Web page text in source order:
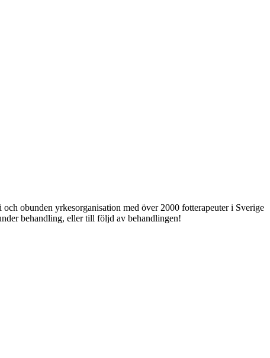
obunden yrkesorganisation med över 2000 fotterapeuter i Sverige
behandling, eller till följd av behandlingen!